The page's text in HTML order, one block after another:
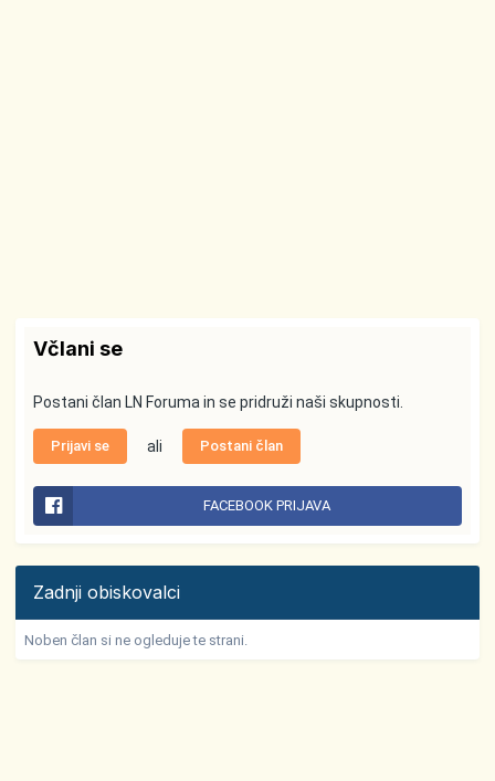
Včlani se
Postani član LN Foruma in se pridruži naši skupnosti.
Prijavi se ali Postani član
FACEBOOK PRIJAVA
Zadnji obiskovalci
Noben član si ne ogleduje te strani.